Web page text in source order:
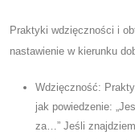
Praktyki wdzięczności i
nastawienie w kierunku
Wdzięczność:
jak powiedzenie:
za…” Jeśli